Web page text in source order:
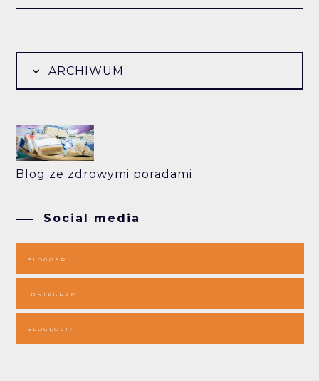
ARCHIWUM
Blog ze zdrowymi poradami
Social media
BLOGGER
INSTAGRAM
BLOGLOVIN